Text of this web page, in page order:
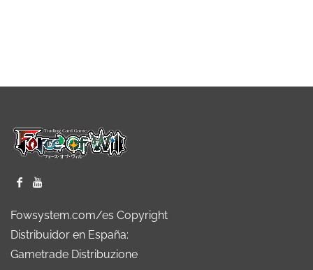
Fowsystem.com/es Copyright
Distribuidor en España:
Gametrade Distribuzione